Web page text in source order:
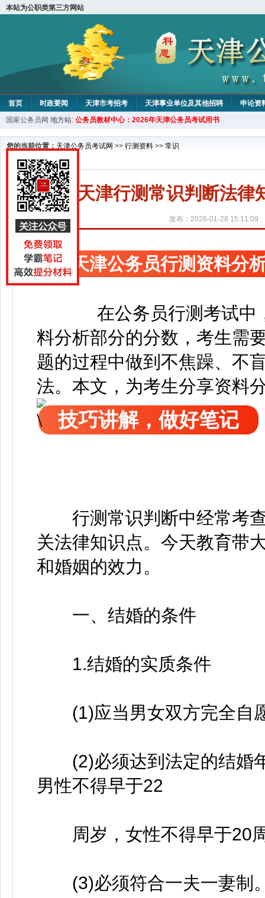
本站为公职类第三方网站
首页 时政要闻 天津市考招考 天津事业单位及其他招聘 申论资
教材中心
国家公务员网 地方站: 公务员教材中心：2026年天津公务员考试用书
您的当前位置： 天津公务员考试网 >> 行测资料 >> 常识
天津行测常识判断法
发布：2026-01-28 15:11:09
天津公务员行测资料分
在公务员行测考试中
料分析部分的分数，考生需
题的过程中做到不焦躁、不
法。本文，为考生分享资料
技巧讲解，做好笔记
行测常识判断中经常考查
关法律知识点。今天教育带
和婚姻的效力。
一、结婚的条件
1.结婚的实质条件
(1)应当男女双方完全自
(2)必须达到法定的结婚
男性不得早于22
周岁，女性不得早于20
(3)必须符合一夫一妻制